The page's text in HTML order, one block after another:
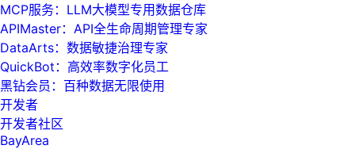
MCP服务：LLM大模型专用数据仓库
APIMaster：API全生命周期管理专家
DataArts：数据敏捷治理专家
QuickBot：高效率数字化员工
黑钻会员：百种数据无限使用
开发者
开发者社区
BayArea